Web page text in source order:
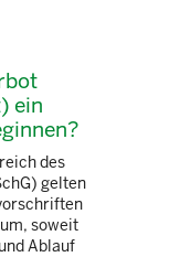
ein
des
gelten
soweit
Ablauf